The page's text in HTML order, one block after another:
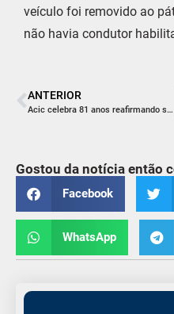
veículo foi removido ao
não havia condutor
ANTERIOR
Acic celebra 81 anos reafirmando seu propósito de mover, inspirar e transformar o Sul de SC
Gostou da notícia então
Facebook
WhatsApp